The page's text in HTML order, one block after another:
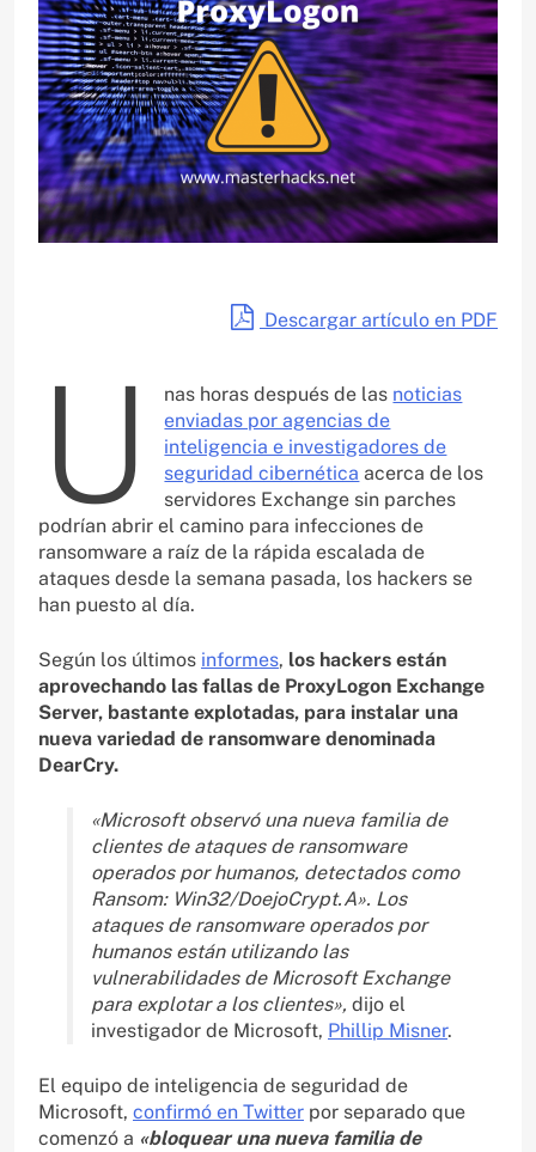
Descargar artículo en PDF
U nas horas después de las noticias
enviadas por agencias de
inteligencia e investigadores de
seguridad cibernética acerca de los
servidores Exchange sin parches
podrían abrir el camino para infecciones de
ransomware a raíz de la rápida escalada de
ataques desde la semana pasada, los hackers se
han puesto al día.
Según los últimos informes, los hackers están
aprovechando las fallas de ProxyLogon Exchange
Server, bastante explotadas, para instalar una
nueva variedad de ransomware denominada
DearCry.
«Microsoft observó una nueva familia de
clientes de ataques de ransomware
operados por humanos, detectados como
Ransom: Win32/DoejoCrypt.A». Los
ataques de ransomware operados por
humanos están utilizando las
vulnerabilidades de Microsoft Exchange
para explotar a los clientes», dijo el
investigador de Microsoft, Phillip Misner.
El equipo de inteligencia de seguridad de
Microsoft, confirmó en Twitter por separado que
comenzó a «bloquear una nueva familia de